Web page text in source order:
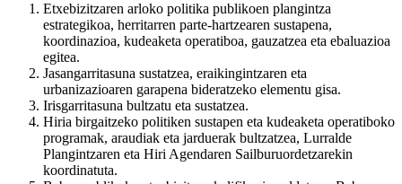
Etxebizitzaren arloko politika publikoen plangintza
estrategikoa, herritarren parte-hartzearen sustapena,
koordinazioa, kudeaketa operatiboa, gauzatzea eta ebaluazioa
egitea.
Jasangarritasuna sustatzea, eraikingintzaren eta
urbanizazioaren garapena bideratzeko elementu gisa.
Irisgarritasuna bultzatu eta sustatzea.
Hiria birgaitzeko politiken sustapen eta kudeaketa operatiboko
programak, araudiak eta jarduerak bultzatzea, Lurralde
Plangintzaren eta Hiri Agendaren Sailburuordetzarekin
koordinatuta.